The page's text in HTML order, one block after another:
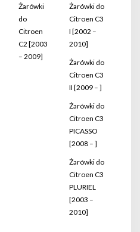
Żarówki
do
Citroen
C2 [2003
– 2009]
Żarówki do
Citroen C3
I [2002 –
2010]
Żarówki do
Citroen C3
II [2009 – ]
Żarówki do
Citroen C3
PICASSO
[2008 – ]
Żarówki do
Citroen C3
PLURIEL
[2003 –
2010]